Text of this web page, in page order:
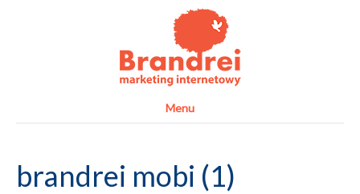
Menu
brandrei mobi (1)